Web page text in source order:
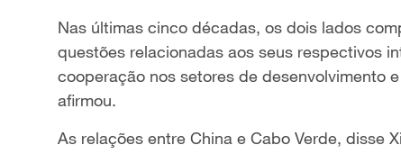
Nas últimas cinco décadas, os dois lados
questões relacionadas aos seus respectivos
cooperação nos setores de desenvolvimento
afirmou.
As relações entre China e Cabo Verde, disse